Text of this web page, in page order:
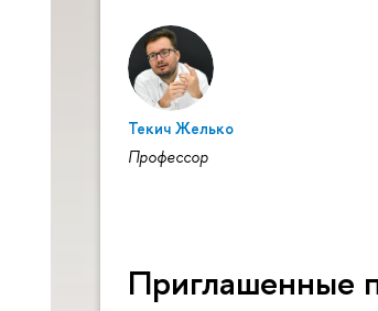
Текич Желько
Профессор
Приглашенные